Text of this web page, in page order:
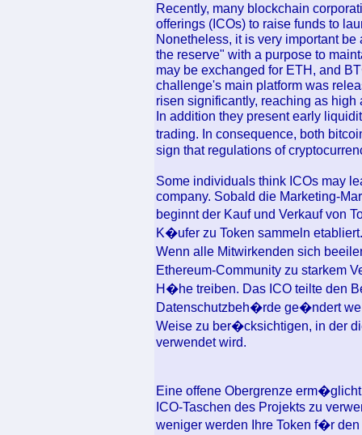
Recently, many blockchain
offerings (ICOs) to raise funds to
Nonetheless, it is very important
the reserve" with a purpose to
may be exchanged for ETH, and
challenge's main platform was
risen significantly, reaching as high
In addition they present early
trading. In consequence, both
sign that regulations of
Some individuals think ICOs may
company. Sobald die Marketing-
beginnt der Kauf und Verkauf von
K�ufer zu Token sammeln etabliert.
Wenn alle Mitwirkenden sich
Ethereum-Community zu starkem
H�he treiben. Das ICO teilte den
Datenschutzbeh�rde ge�ndert
Weise zu ber�cksichtigen, in der
verwendet wird.
Eine offene Obergrenze
ICO-Taschen des Projekts zu
weniger werden Ihre Token f�r